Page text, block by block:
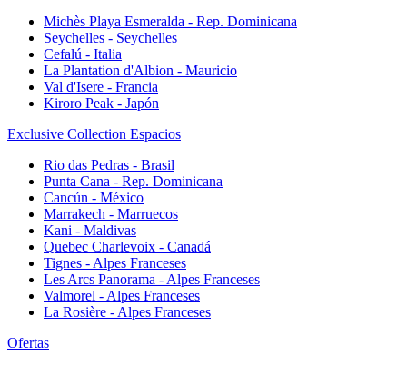
Michès Playa Esmeralda - Rep. Dominicana
Seychelles - Seychelles
Cefalú - Italia
La Plantation d'Albion - Mauricio
Val d'Isere - Francia
Kiroro Peak - Japón
Exclusive Collection Espacios
Rio das Pedras - Brasil
Punta Cana - Rep. Dominicana
Cancún - México
Marrakech - Marruecos
Kani - Maldivas
Quebec Charlevoix - Canadá
Tignes - Alpes Franceses
Les Arcs Panorama - Alpes Franceses
Valmorel - Alpes Franceses
La Rosière - Alpes Franceses
Ofertas